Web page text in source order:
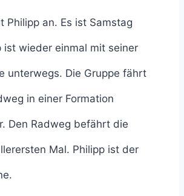
Philipp an. Es ist Samstag
ist wieder einmal mit seiner
unterwegs. Die Gruppe fährt
in einer Formation
Den Radweg befährt die
Mal. Philipp ist der